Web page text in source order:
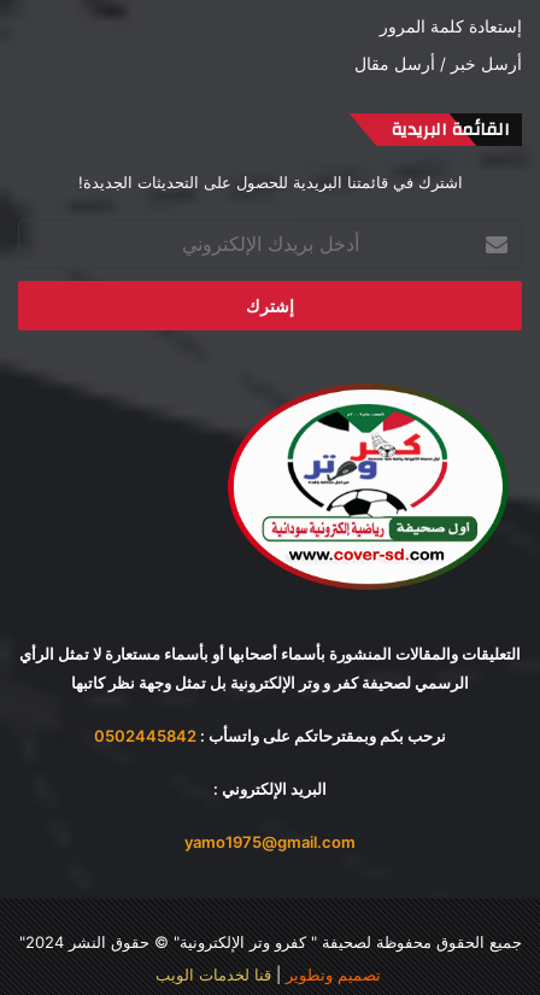
إستعادة كلمة المرور
أرسل خبر / أرسل مقال
القائمة البريدية
اشترك في قائمتنا البريدية للحصول على التحديثات الجديدة!
بريدك
الإلكتروني
التعليقات والمقالات المنشورة بأسماء أصحابها أو بأسماء مستعارة لا تمثل الرأي
الرسمي لصحيفة كفر و وتر الإلكترونية بل تمثل وجهة نظر كاتبها
نرحب بكم وبمقترحاتكم على واتسأب : 0502445842
البريد الإلكتروني :
yamo1975@gmail.com
جميع الحقوق محفوظة لصحيفة "كفرو وتر الإلكترونية" © حقوق النشر 2024"
تصميم وتطوير
|قنا لخدمات الويب